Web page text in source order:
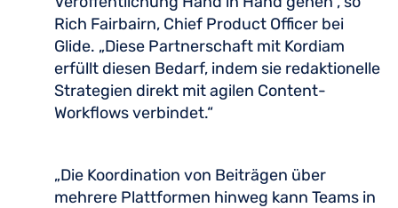
Rich Fairbairn, Chief Product Officer bei
Glide. „Diese Partnerschaft mit Kordiam
erfüllt diesen Bedarf, indem sie redaktionelle
Strategien direkt mit agilen Content-
Workflows verbindet.“
„Die Koordination von Beiträgen über
mehrere Plattformen hinweg kann Teams in